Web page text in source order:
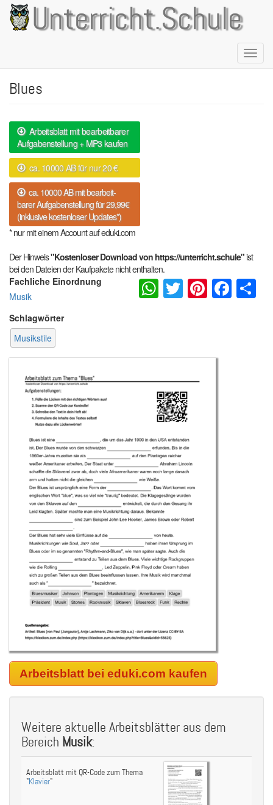
Direkt
zum
Inhalt
Unterricht.Schule
Blues
Arbeitsblatt mit bearbeitbarer
Aufgabenstellung + MP3 kaufen
ca. 10000 AB für nur 20 €
ca. 10000 AB mit bearbeit-
barer Aufgabenstellung für 29,99€
(inklusive kostenloser Updates*)
* nur mit einem Account auf eduki.com
Der Hinweis"Kostenloser Download von https://unterricht.schule"ist
bei den Dateien der Kaufpakete nicht enthalten.
Fachliche Einordnung
Musik
Schlagwörter
Musikstile
WhatsApp
Twitter
Arbeitsblatt bei eduki.com kaufen
Weitere aktuelle Arbeitsblätter aus dem
Bereich Musik:
Arbeitsblatt mit QR-Code zum Thema
"Klavier"